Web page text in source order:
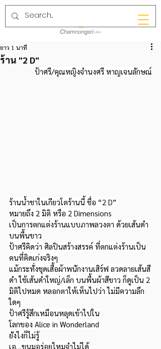
ร้าน "2 D"
ยาว 1 นาที
ป้าศรี/คุณหญิงจำนงศรี หาญเจนลักษณ์
ร้านน้ำชาในเกียวโตร้านนี้ ชื่อ “2 D”
หมายถึง 2 มิติ หรือ 2 Dimensions
เป็นการตกแต่งร้านแบบภาพลวงตา ด้วยเส้นดำ
บนพื้นขาว
ป้าศรีคิดว่า ศิลปินสร้างสรรค์ ที่ตกแต่งร้านเป็น
คนที่คิดเก่งจริงๆ
แม้กระทั่งชุดเสื้อผ้าพนักงานเสิร์ฟ ลวดลายเส้นสี
ดำ ใช้เส้นดำใหญ่/เล็ก บนพื้นผ้าสีขาว ก็ดูเป็น 2
มิติไปหมด หลอกตาให้เห็นไปว่า ไม่มีความลึก
ใดๆ
ป้าศรีรู้สึกเหมือนหลุดเข้าไปใน
โลกของ Alice in Wonderland
ยังไงก็ไม่รู้
เอ…ขนมอร่อยไหมจำไม่ได้